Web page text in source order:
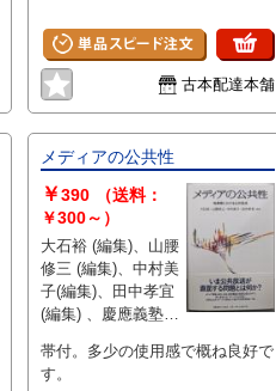
古本配達本舗
メディアの公共性
￥390
（送料：
￥300～）
大石裕 (編集)、山腰
修三 (編集)、中村美
子(編集)、田中孝宜
(編集) 、慶應義塾大
248
帯付。多少の使用感で概ね良好で
す。